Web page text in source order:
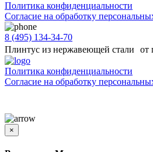
Политика конфиденциальности
Согласиe на обработку
8 (495) 134-34-70
Плинтус из нержавеющей стали от
Политика конфиденциальности
Согласиe на обработку
×